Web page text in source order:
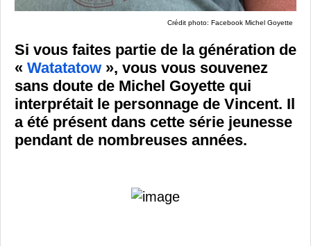
Crédit photo: Facebook Michel Goyette
Si vous faites partie de la génération de
« Watatatow », vous vous souvenez
sans doute de Michel Goyette qui
interprétait le personnage de Vincent. Il
a été présent dans cette série jeunesse
pendant de nombreuses années.